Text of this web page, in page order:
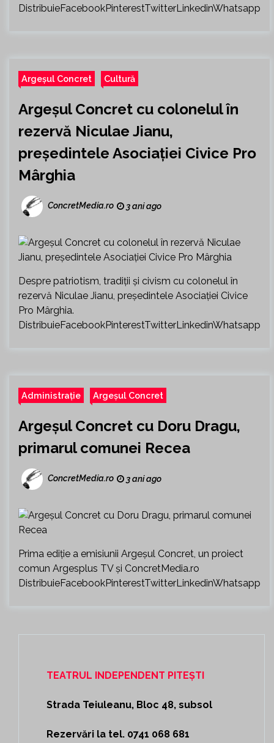
DistribuieFacebookPinterestTwitterLinkedinWhatsapp
Argeșul Concret Cultură
Argeșul Concret cu colonelul în
rezervă Niculae Jianu,
președintele Asociației Civice Pro
Mârghia
ConcretMedia.ro 3 ani ago
Despre patriotism, tradiții și civism cu colonelul în
rezervă Niculae Jianu, președintele Asociației Civice
Pro Mârghia.
DistribuieFacebookPinterestTwitterLinkedinWhatsapp
Administrație Argeșul Concret
Argeșul Concret cu Doru Dragu,
primarul comunei Recea
ConcretMedia.ro 3 ani ago
Prima ediție a emisiunii Argeșul Concret, un proiect
comun Argesplus TV și ConcretMedia.ro
DistribuieFacebookPinterestTwitterLinkedinWhatsapp
TEATRUL INDEPENDENT PITEȘTI
Strada Teiuleanu, Bloc 48, subsol
Rezervări la tel. 0741 068 681